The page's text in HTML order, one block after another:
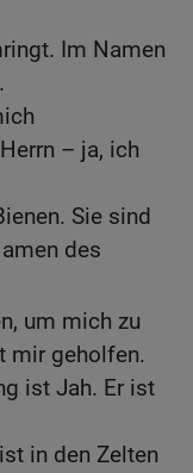
Im Namen
– ja, ich
Sie sind
des
um mich zu
mir geholfen.
ist Jah. Er ist
in den Zelten